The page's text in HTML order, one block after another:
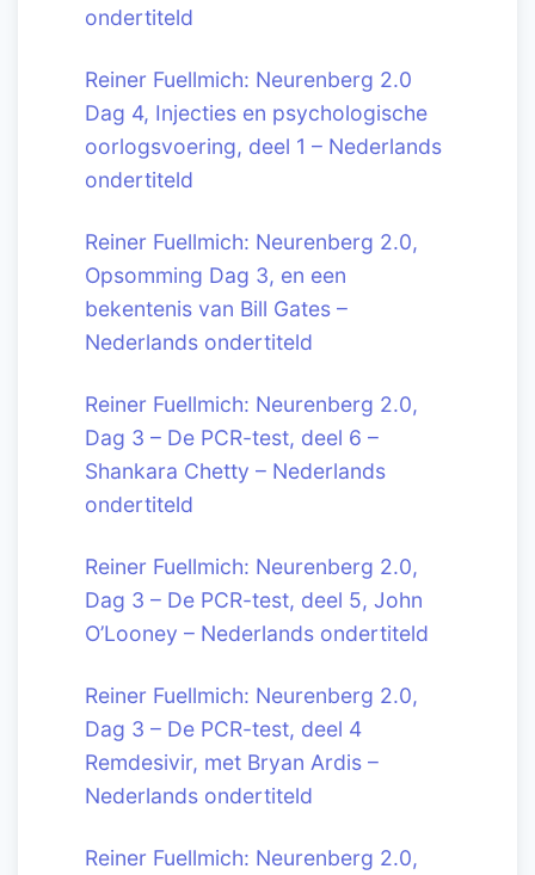
ondertiteld
Reiner Fuellmich: Neurenberg 2.0
Dag 4, Injecties en psychologische
oorlogsvoering, deel 1 – Nederlands
ondertiteld
Reiner Fuellmich: Neurenberg 2.0,
Opsomming Dag 3, en een
bekentenis van Bill Gates –
Nederlands ondertiteld
Reiner Fuellmich: Neurenberg 2.0,
Dag 3 – De PCR-test, deel 6 –
Shankara Chetty – Nederlands
ondertiteld
Reiner Fuellmich: Neurenberg 2.0,
Dag 3 – De PCR-test, deel 5, John
O’Looney – Nederlands ondertiteld
Reiner Fuellmich: Neurenberg 2.0,
Dag 3 – De PCR-test, deel 4
Remdesivir, met Bryan Ardis –
Nederlands ondertiteld
Reiner Fuellmich: Neurenberg 2.0,